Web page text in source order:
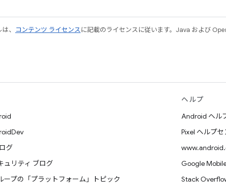
、 コンテンツ ライセンスに記載のライセンスに従います。Java および
グ
ュリティ ブログ
ープの「プラットフォーム」トピック
ヘルプ
Android ヘル
Pixel ヘルプセ
Google
Stack